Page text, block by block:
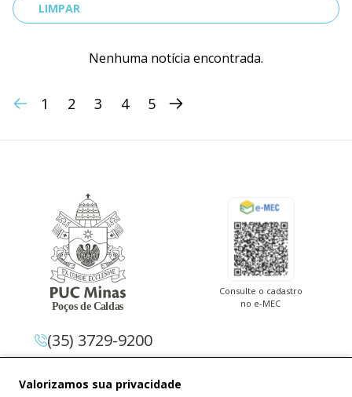
LIMPAR
Nenhuma notícia encontrada.
1 2 3 4 5
Valorizamos sua privacidade
Consulte o cadastro
no e-MEC
(35) 3729-9200